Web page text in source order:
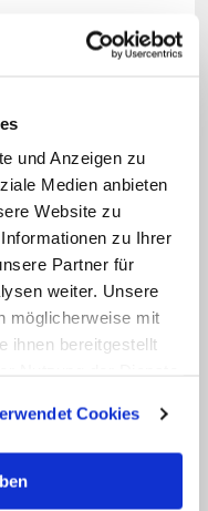
und Anzeigen zu
Medien anbieten
Website zu
zu Ihrer
Partner für
weiter. Unsere
möglicherweise mit
ihnen bereitgestellt
Cookies
werden. Der
mitgeteilt,
undKreuz
trägt
April war ihr
Kreuz-Anhänger